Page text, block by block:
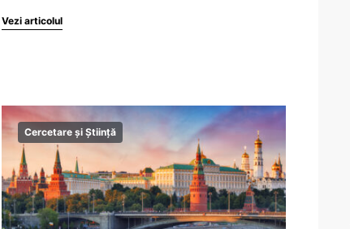
Vezi articolul
Cercetare și Știință